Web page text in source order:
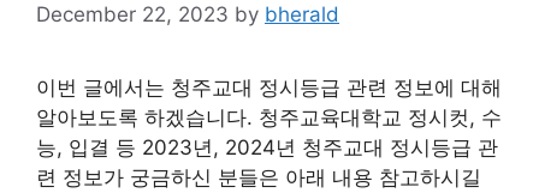
December 22, 2023 by bherald
이번 글에서는 청주교대 정시등급 관련 정보에 대해
알아보도록 하겠습니다. 청주교육대학교 정시컷, 수
능, 입결 등 2023년, 2024년 청주교대 정시등급 관
련 정보가 궁금하신 분들은 아래 내용 참고하시길